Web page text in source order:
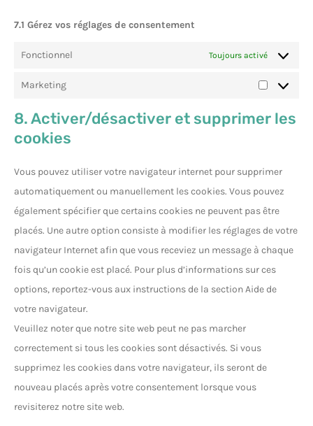
7.1 Gérez vos réglages de consentement
Fonctionnel Toujours activé
Marketing
8. Activer/désactiver et supprimer les
cookies
Vous pouvez utiliser votre navigateur internet pour supprimer
automatiquement ou manuellement les cookies. Vous pouvez
également spécifier que certains cookies ne peuvent pas être
placés. Une autre option consiste à modifier les réglages de votre
navigateur Internet afin que vous receviez un message à chaque
fois qu’un cookie est placé. Pour plus d’informations sur ces
options, reportez-vous aux instructions de la section Aide de
votre navigateur.
Veuillez noter que notre site web peut ne pas marcher
correctement si tous les cookies sont désactivés. Si vous
supprimez les cookies dans votre navigateur, ils seront de
nouveau placés après votre consentement lorsque vous
revisiterez notre site web.